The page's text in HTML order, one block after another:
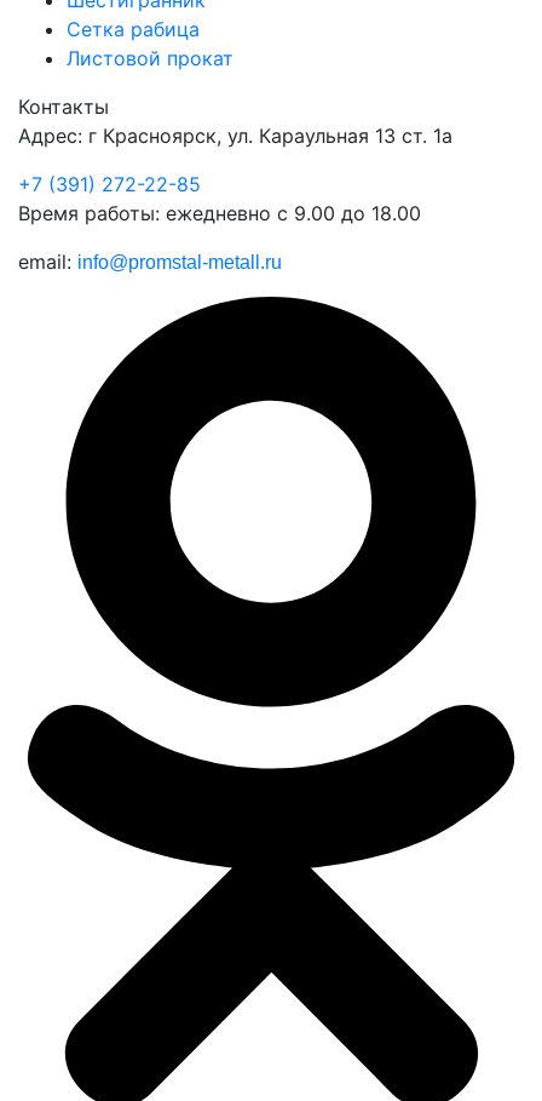
Сетка рабица
Листовой прокат
Контакты
Адрес: г Красноярск, ул. Караульная 13 ст. 1а
+7 (391) 272-22-85
Время работы: ежедневно с 9.00 до 18.00
email: info@promstal-metall.ru